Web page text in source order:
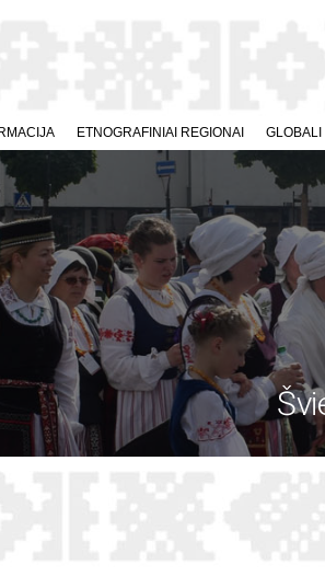
ETNOGRAFINIAI REGIONAI GLOBALI